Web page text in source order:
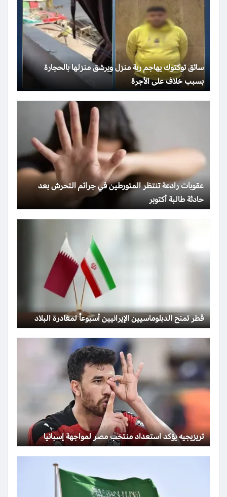
سائق توكتوك يهاجم ربة منزل ويرشق منزلها بالحجارة
بسبب خلاف على الأجرة
عقوبات رادعة تنتظر المتورطين في جرائم التحرش بعد
حادثة طالبة أكتوبر
قطر تمنح الدبلوماسيين الإيرانيين أسبوعاً لمغادرة البلاد
تريزيجيه يؤكد استعداد منتخب مصر لمواجهة إسبانيا